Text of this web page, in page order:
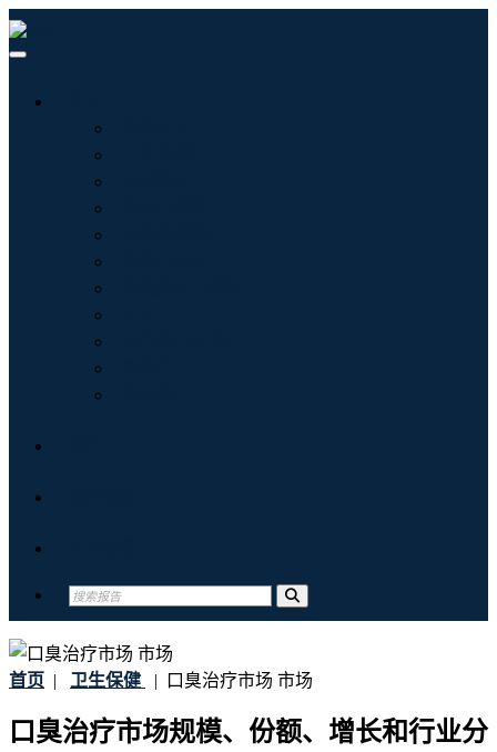
首页 | 卫生保健 | 口臭治疗市场 市场
口臭治疗市场规模、份额、增长和行业分